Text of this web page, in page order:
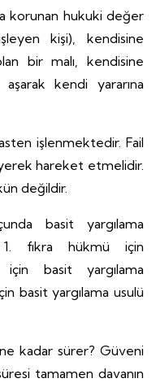
korunan hukuki değer
kişi), kendisine
bir malı, kendisine
kendi yararına
işlenmektedir. Fail
hareket etmelidir.
değildir.
basit yargılama
1. fıkra hükmü için
basit yargılama
basit yargılama usulü
kadar sürer? Güveni
tamamen davanın